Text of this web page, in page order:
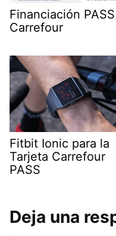
Financiación PASS
Carrefour
Fitbit Ionic para la
Tarjeta Carrefour
PASS
Deja una